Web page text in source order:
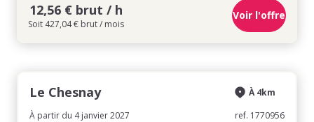
12,56 € brut / h
Soit 427,04 € brut / mois
Voir l'offre
Le Chesnay
À partir du 4 janvier 2027
À 4km
ref. 1770956